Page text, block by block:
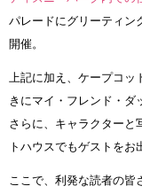
パレードにグリーティン
開催。
上記に加え、ケープコ
きにマイ・フレンド・ダ
さらに、キャラクターと
トハウスでもゲストをお
ここで、利発な読者の皆